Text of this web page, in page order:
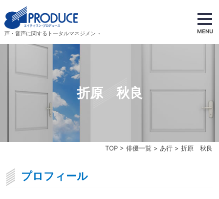
声・音声に関するトータルマネジメント MENU
TOP> 俳優一覧 > あ行> 折原 秋良
折原 秋良
プロフィール